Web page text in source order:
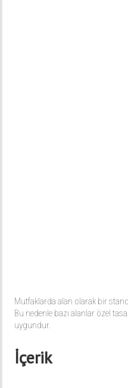
Mutfaklarda alan olarak bir
Bu nedenle bazı alanlar özel
uygundur.
İçerik